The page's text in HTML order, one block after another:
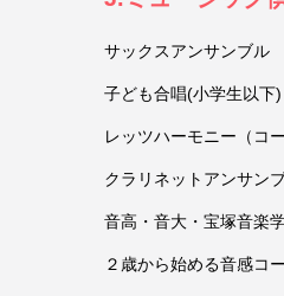
サックスアンサンブル
子ども合唱(小学生以下)
レッツハーモニー（コ
クラリネットアンサン
音高・音大・宝塚音楽
２歳から始める音感コ